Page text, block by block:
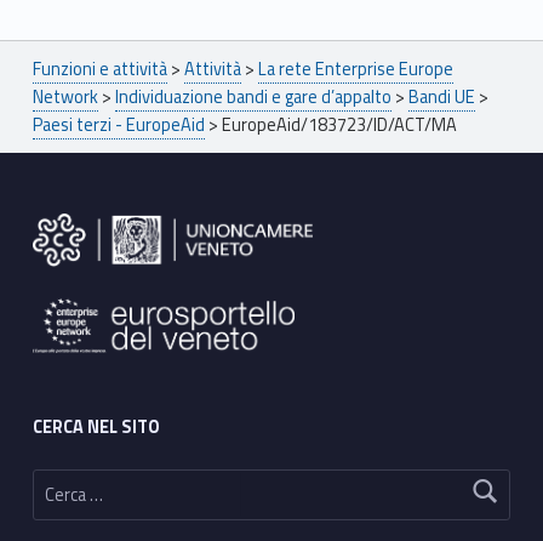
Breadcrumbs navigation
Funzioni e attività>Attività>La rete Enterprise Europe
Network>Individuazione bandi e gare d’appalto >Bandi UE >
Paesi terzi - EuropeAid >EuropeAid/183723/ID/ACT/MA
CERCA NEL SITO
Ricerca per: